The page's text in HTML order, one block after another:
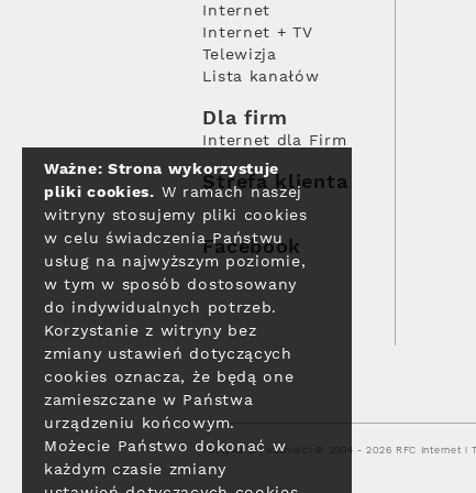
Internet
Internet + TV
Telewizja
Lista kanałów
Dla firm
Internet dla Firm
Strefa klienta
Facebook
Polityka prywatności © 2004 - 2026 RFC Internet i
Ważne: Strona wykorzystuje
pliki cookies. W ramach naszej
witryny stosujemy pliki cookies
w celu świadczenia Państwu
usług na najwyższym poziomie,
w tym w sposób dostosowany
do indywidualnych potrzeb.
Korzystanie z witryny bez
zmiany ustawień dotyczących
cookies oznacza, że będą one
zamieszczane w Państwa
urządzeniu końcowym.
Możecie Państwo dokonać w
każdym czasie zmiany